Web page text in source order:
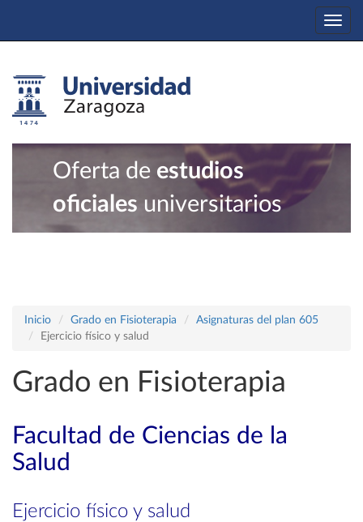
Oferta de estudios
oficiales universitarios
Inicio Grado en Fisioterapia
Asignaturas del plan 605
Ejercicio físico y salud
Grado en Fisioterapia
Facultad de Ciencias de la
Salud
Ejercicio físico y salud